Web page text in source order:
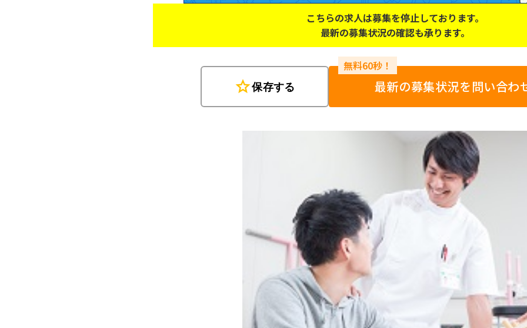
こちらの求人は募集を停止しております。
最新の募集状況の確認も承ります。
star保存する 最新の募集状況を問い合わ